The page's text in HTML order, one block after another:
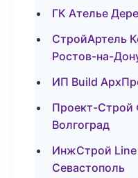
ГК Ателье
СтройАртель
Ростов-на-
ИП Build
Проект-Строй
Волгоград
ИнжСтрой
Севастополь